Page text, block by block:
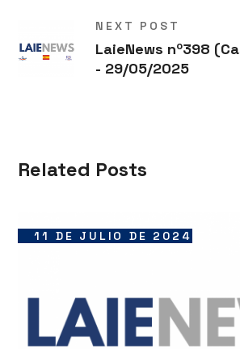
NEXT POST
LaieNews nº398
- 29/05/2025
Related Posts
11 DE JULIO DE 2024